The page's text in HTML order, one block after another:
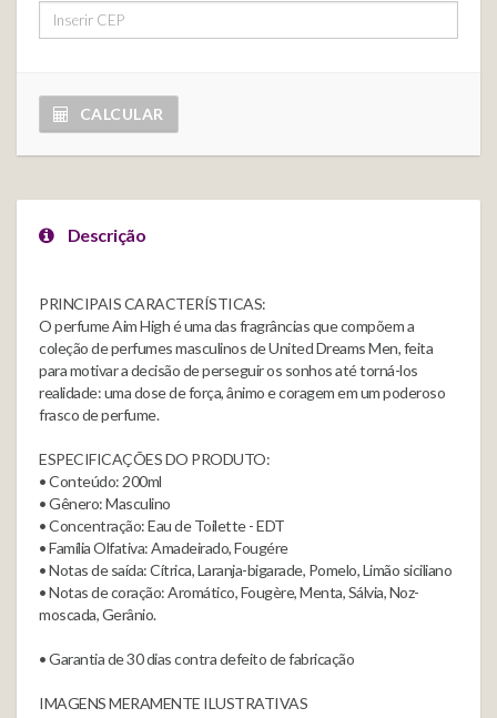
CALCULAR
Descrição
PRINCIPAIS CARACTERÍSTICAS:
O perfume Aim High é uma das fragrâncias que compõem a
coleção de perfumes masculinos de United Dreams Men, feita
para motivar a decisão de perseguir os sonhos até torná-los
realidade: uma dose de força, ânimo e coragem em um poderoso
frasco de perfume.
ESPECIFICAÇÕES DO PRODUTO:
• Conteúdo: 200ml
• Gênero: Masculino
• Concentração: Eau de Toilette - EDT
• Família Olfativa: Amadeirado, Fougére
• Notas de saída: Cítrica, Laranja-bigarade, Pomelo, Limão siciliano
• Notas de coração: Aromático, Fougère, Menta, Sálvia, Noz-
moscada, Gerânio.
• Garantia de 30 dias contra defeito de fabricação
IMAGENS MERAMENTE ILUSTRATIVAS